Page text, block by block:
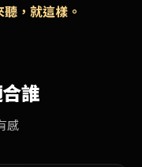
，就這樣。
誰
感